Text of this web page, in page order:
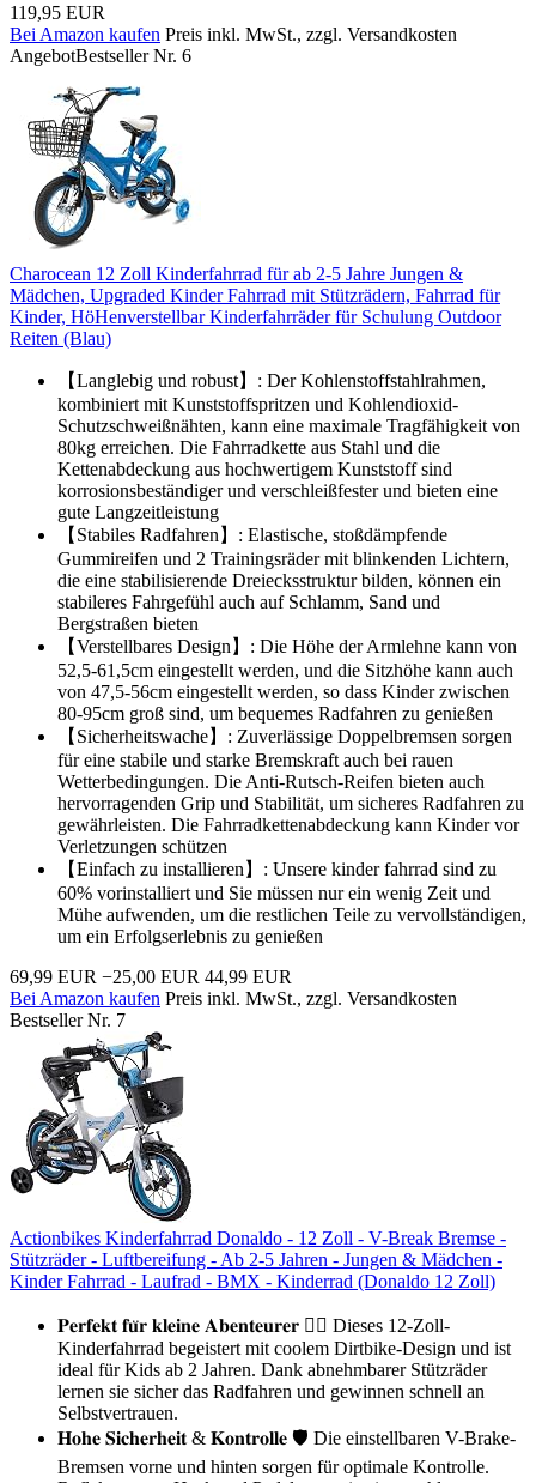
119,95 EUR
Bei Amazon kaufen Preis inkl. MwSt., zzgl. Versandkosten
AngebotBestseller Nr. 6
Charocean 12 Zoll Kinderfahrrad für ab 2-5 Jahre Jungen &
Mädchen, Upgraded Kinder Fahrrad mit Stützrädern, Fahrrad für
Kinder, HöHenverstellbar Kinderfahrräder für Schulung Outdoor
Reiten (Blau)
【Langlebig und robust】: Der Kohlenstoffstahlrahmen,
kombiniert mit Kunststoffspritzen und Kohlendioxid-
Schutzschweißnähten, kann eine maximale Tragfähigkeit von
80kg erreichen. Die Fahrradkette aus Stahl und die
Kettenabdeckung aus hochwertigem Kunststoff sind
korrosionsbeständiger und verschleißfester und bieten eine
gute Langzeitleistung
【Stabiles Radfahren】: Elastische, stoßdämpfende
Gummireifen und 2 Trainingsräder mit blinkenden Lichtern,
die eine stabilisierende Dreiecksstruktur bilden, können ein
stabileres Fahrgefühl auch auf Schlamm, Sand und
Bergstraßen bieten
【Verstellbares Design】: Die Höhe der Armlehne kann von
52,5-61,5cm eingestellt werden, und die Sitzhöhe kann auch
von 47,5-56cm eingestellt werden, so dass Kinder zwischen
80-95cm groß sind, um bequemes Radfahren zu genießen
【Sicherheitswache】: Zuverlässige Doppelbremsen sorgen
für eine stabile und starke Bremskraft auch bei rauen
Wetterbedingungen. Die Anti-Rutsch-Reifen bieten auch
hervorragenden Grip und Stabilität, um sicheres Radfahren zu
gewährleisten. Die Fahrradkettenabdeckung kann Kinder vor
Verletzungen schützen
【Einfach zu installieren】: Unsere kinder fahrrad sind zu
60% vorinstalliert und Sie müssen nur ein wenig Zeit und
Mühe aufwenden, um die restlichen Teile zu vervollständigen,
um ein Erfolgserlebnis zu genießen
69,99 EUR −25,00 EUR 44,99 EUR
Bei Amazon kaufen Preis inkl. MwSt., zzgl. Versandkosten
Bestseller Nr. 7
Actionbikes Kinderfahrrad Donaldo - 12 Zoll - V-Break Bremse -
Stützräder - Luftbereifung - Ab 2-5 Jahren - Jungen & Mädchen -
Kinder Fahrrad - Laufrad - BMX - Kinderrad (Donaldo 12 Zoll)
𝐏𝐞𝐫𝐟𝐞𝐤𝐭 𝐟𝐮̈𝐫 𝐤𝐥𝐞𝐢𝐧𝐞 𝐀𝐛𝐞𝐧𝐭𝐞𝐮𝐫𝐞𝐫 🚴‍♂️ Dieses 12-Zoll-
Kinderfahrrad begeistert mit coolem Dirtbike-Design und ist
ideal für Kids ab 2 Jahren. Dank abnehmbarer Stützräder
lernen sie sicher das Radfahren und gewinnen schnell an
Selbstvertrauen.
𝐇𝐨𝐡𝐞 𝐒𝐢𝐜𝐡𝐞𝐫𝐡𝐞𝐢𝐭 & 𝐊𝐨𝐧𝐭𝐫𝐨𝐥𝐥𝐞 🛡️ Die einstellbaren V-Brake-
Bremsen vorne und hinten sorgen für optimale Kontrolle.